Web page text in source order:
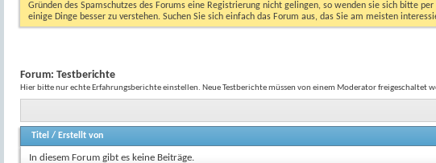
Gründen des Spamschutzes des Forums eine Registrierung nicht gelingen, so wenden sie sich bitte per
einige Dinge besser zu verstehen. Suchen Sie sich einfach das Forum aus, das Sie am meisten
Forum: Testberichte
Hier bitte nur echte Erfahrungsberichte einstellen. Neue Testberichte müssen von einem Moderator freigeschaltet
Titel / Erstellt von
In diesem Forum gibt es keine Beiträge.